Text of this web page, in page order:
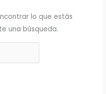
lo que estás
una búsqueda.